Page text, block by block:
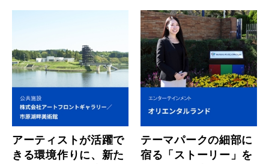
アーティストが活躍で
きる環境作りに、新た
テーマパークの細部に
宿る「ストーリー」を